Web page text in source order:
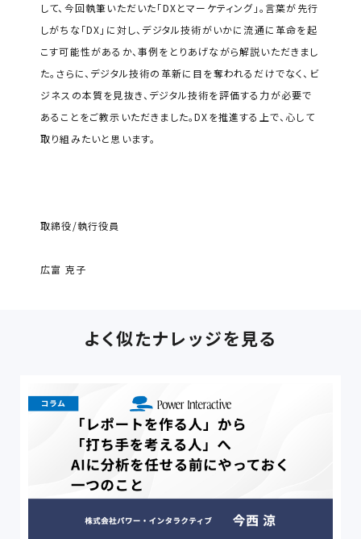
して、今回執筆いただいた「DXとマーケティング」。言葉が先行
しがちな「DX」に対し、デジタル技術がいかに流通に革命を起
こす可能性があるか、事例をとりあげながら解説いただきまし
た。さらに、デジタル技術の革新に目を奪われるだけでなく、ビ
ジネスの本質を見抜き、デジタル技術を評価する力が必要で
あることをご教示いただきました。DXを推進する上で、心して
取り組みたいと思います。
取締役/執行役員
広富 克子
よく似たナレッジを見る